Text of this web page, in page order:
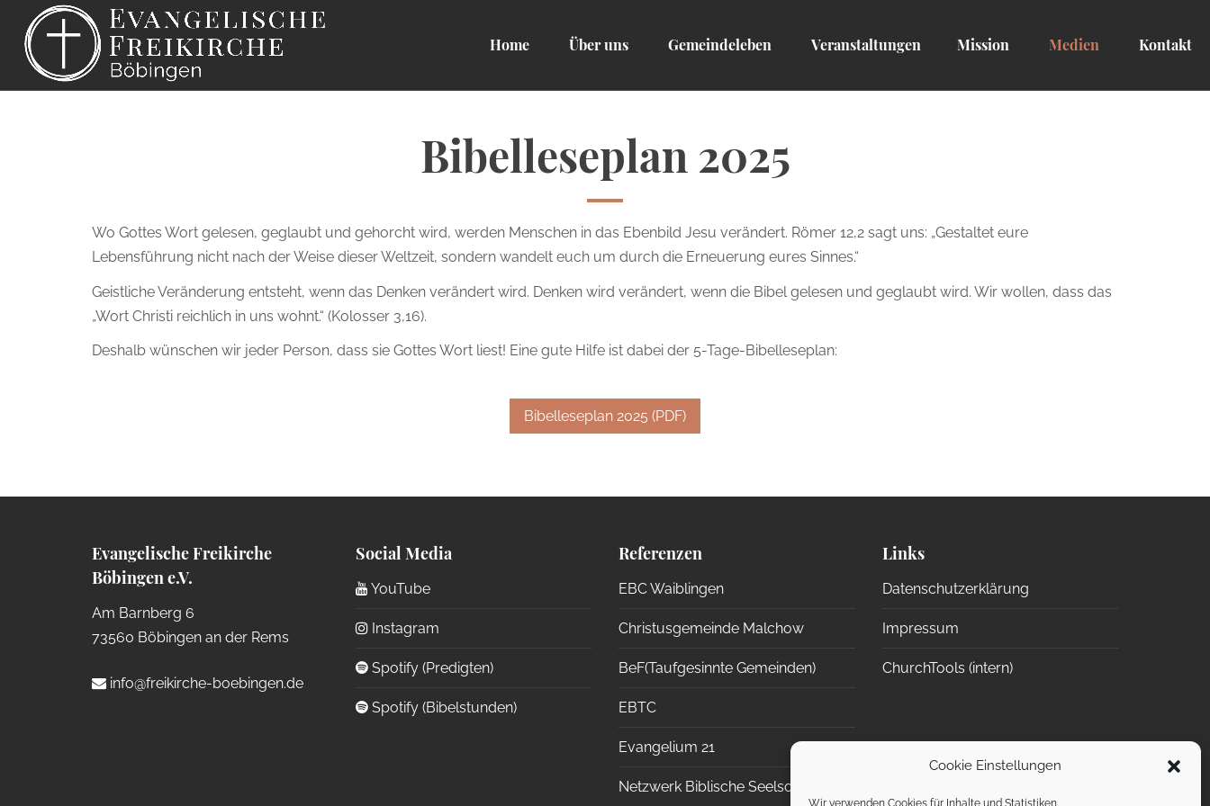
Cookie Einstellungen
Wir verwenden Cookies für Inhalte und Statistiken.
Home Über uns Gemeindeleben Veranstaltungen Mission Medien Kontakt
Bibelleseplan 2025
Wo Gottes Wort gelesen, geglaubt und gehorcht wird, werden Menschen in das Ebenbild Jesu verändert. Römer 12,2 sagt uns: „Gestaltet eure
Lebensführung nicht nach der Weise dieser Weltzeit, sondern wandelt euch um durch die Erneuerung eures Sinnes.“
Geistliche Veränderung entsteht, wenn das Denken verändert wird. Denken wird verändert, wenn die Bibel gelesen und geglaubt wird. Wir wollen, dass das
„Wort Christi reichlich in uns wohnt.“ (Kolosser 3,16).
Deshalb wünschen wir jeder Person, dass sie Gottes Wort liest! Eine gute Hilfe ist dabei der 5-Tage-Bibelleseplan:
Bibelleseplan 2025 (PDF)
Evangelische Freikirche
Böbingen e.V.
Am Barnberg 6
73560 Böbingen an der Rems
info@freikirche-boebingen.de
Social Media
YouTube
Instagram
Spotify (Predigten)
Spotify (Bibelstunden)
Referenzen
EBC Waiblingen
Christusgemeinde Malchow
BeF(Taufgesinnte Gemeinden)
EBTC
Evangelium 21
Netzwerk Biblische Seelsorge
Links
Datenschutzerklärung
Impressum
ChurchTools (intern)